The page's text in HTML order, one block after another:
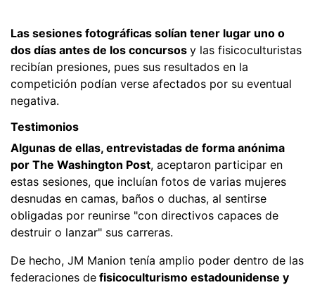
Las sesiones fotográficas solían tener lugar uno o
dos días antes de los concursos y las fisicoculturistas
recibían presiones, pues sus resultados en la
competición podían verse afectados por su eventual
negativa.
Testimonios
Algunas de ellas, entrevistadas de forma anónima
por The Washington Post, aceptaron participar en
estas sesiones, que incluían fotos de varias mujeres
desnudas en camas, baños o duchas, al sentirse
obligadas por reunirse "con directivos capaces de
destruir o lanzar" sus carreras.
De hecho, JM Manion tenía amplio poder dentro de las
federaciones de fisicoculturismo estadounidense y